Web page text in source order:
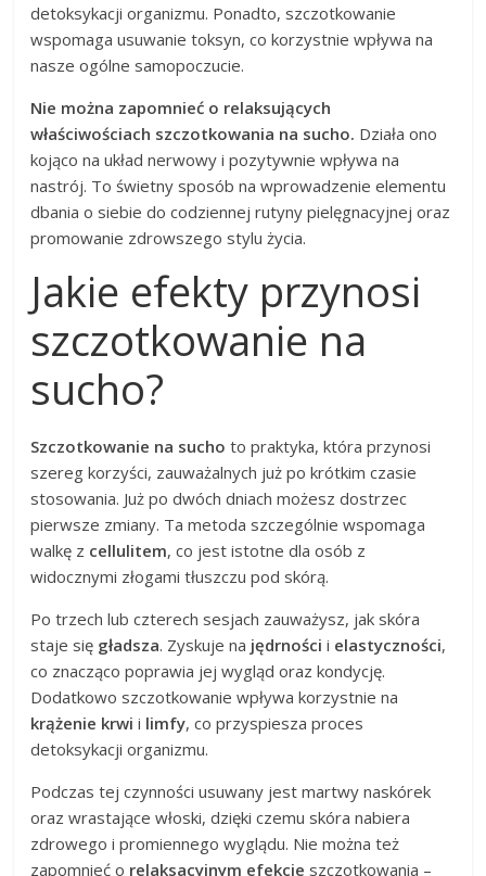
detoksykacji organizmu. Ponadto, szczotkowanie
wspomaga usuwanie toksyn, co korzystnie wpływa na
nasze ogólne samopoczucie.
Nie można zapomnieć o relaksujących
właściwościach szczotkowania na sucho. Działa ono
kojąco na układ nerwowy i pozytywnie wpływa na
nastrój. To świetny sposób na wprowadzenie elementu
dbania o siebie do codziennej rutyny pielęgnacyjnej oraz
promowanie zdrowszego stylu życia.
Jakie efekty przynosi
szczotkowanie na
sucho?
Szczotkowanie na sucho to praktyka, która przynosi
szereg korzyści, zauważalnych już po krótkim czasie
stosowania. Już po dwóch dniach możesz dostrzec
pierwsze zmiany. Ta metoda szczególnie wspomaga
walkę z cellulitem, co jest istotne dla osób z
widocznymi złogami tłuszczu pod skórą.
Po trzech lub czterech sesjach zauważysz, jak skóra
staje się gładsza. Zyskuje na jędrności i elastyczności,
co znacząco poprawia jej wygląd oraz kondycję.
Dodatkowo szczotkowanie wpływa korzystnie na
krążenie krwi i limfy, co przyspiesza proces
detoksykacji organizmu.
Podczas tej czynności usuwany jest martwy naskórek
oraz wrastające włoski, dzięki czemu skóra nabiera
zdrowego i promiennego wyglądu. Nie można też
zapomnieć o relaksacyjnym efekcie szczotkowania –